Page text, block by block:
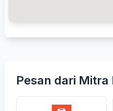
Pesan dari Mitra